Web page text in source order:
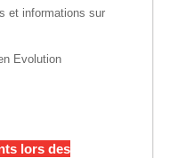
et informations sur
Evolution
lors des